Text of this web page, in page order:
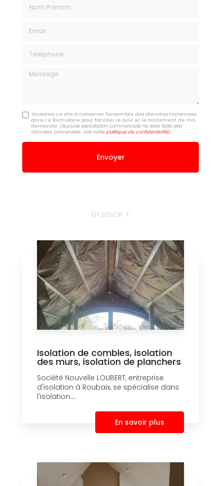
Message
J'autorise ce site à conserver l'ensemble des données transmises
dans ce formulaire pour faciliter le suivi et le traitement de ma
demande. (Aucune exploitation commerciale ne sera faite des
données concervées. Voir notrepolitique de confidentialité)
En savoir +
Isolation de combles, isolation
des murs, isolation de planchers
Société Nouvelle LOUBERT, entreprise
d'isolation à Roubaix, se spécialise dans
l'isolation....
En savoir plus